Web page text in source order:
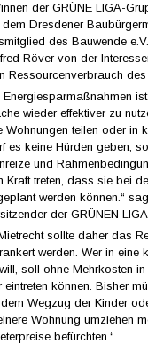
der GRÜNE LIGA-
Dresdener
des Bauwende
Röver von der
Ressourcenverbrauch
Energiesparmaßnahmen
wieder effektiver zu
Wohnungen teilen oder in
es keine Hürden geben,
und
Kraft treten, dass sie bei
werden können.“
der GRÜNEN
sollte daher das
werden. Wer in eine
soll ohne Mehrkosten
eintreten können. Bisher
Wegzug der Kinder
Wohnung umziehen
befürchten.“